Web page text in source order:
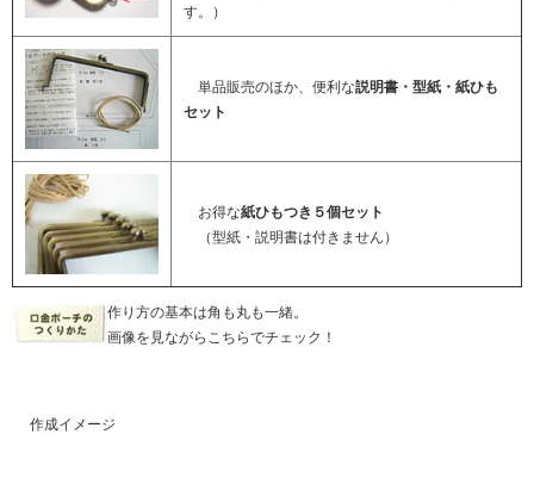
す。）
単品販売のほか、便利な説明書・型紙・紙ひも
セット
お得な紙ひもつき５個セット
（型紙・説明書は付きません）
作り方の基本は角も丸も一緒。
画像を見ながらこちらでチェック！
作成イメージ